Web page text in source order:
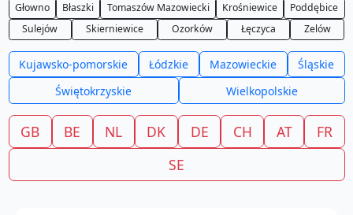
Głowno Błaszki Tomaszów Mazowiecki Krośniewice
Poddębice
Sulejów
Skierniewice Ozorków Łęczyca Zelów
Kujawsko-pomorskie Łódzkie Mazowieckie
Śląskie
Świętokrzyskie
Wielkopolskie
GB BE NL DK DE CH AT
FR
SE